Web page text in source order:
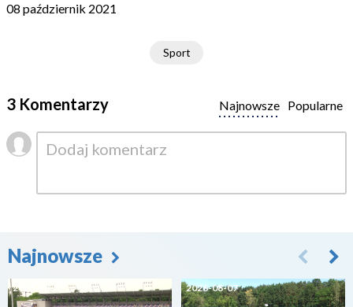
08 październik 2021
Sport
3 Komentarzy Popularne
Najnowsze
Najnowsze
2026-08-07 2026-08-07